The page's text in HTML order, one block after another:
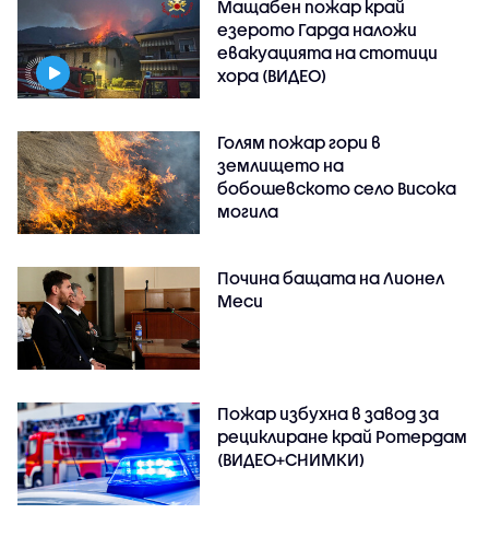
Мащабен пожар край
езерото Гарда наложи
евакуацията на стотици
хора (ВИДЕО)
Голям пожар гори в
землището на
бобошевското село Висока
могила
Почина бащата на Лионел
Меси
Пожар избухна в завод за
рециклиране край Ротердам
(ВИДЕО+СНИМКИ)